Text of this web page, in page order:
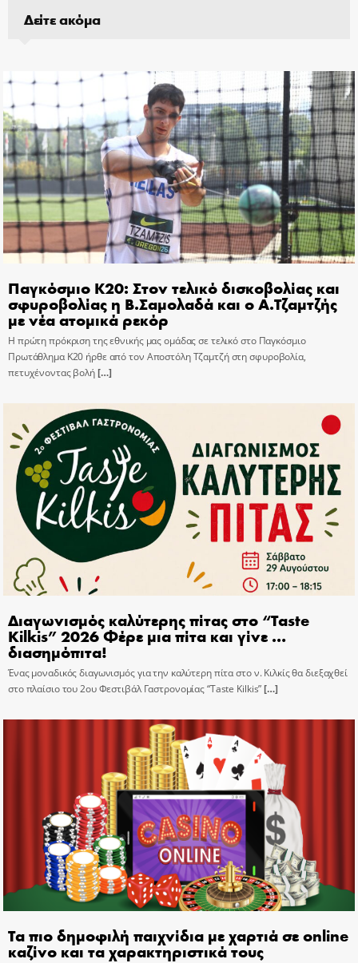
Δείτε ακόμα
Παγκόσμιο Κ20: Στον τελικό δισκοβολίας και
σφυροβολίας η Β.Σαμολαδά και ο Α.Τζαμτζής
με νέα ατομικά ρεκόρ
Η πρώτη πρόκριση της εθνικής μας ομάδας σε τελικό στο Παγκόσμιο
Πρωτάθλημα Κ20 ήρθε από τον Αποστόλη Τζαμτζή στη σφυροβολία,
πετυχένοντας βολή[…]
Διαγωνισμός καλύτερης πίτας στο “Taste
Kilkis” 2026 Φέρε μια πίτα και γίνε …
διασημόπιτα!
Ένας μοναδικός διαγωνισμός για την καλύτερη πίτα στο ν. Κιλκίς θα διεξαχθεί
στο πλαίσιο του 2ου Φεστιβάλ Γαστρονομίας “Taste Kilkis”[…]
Τα πιο δημοφιλή παιχνίδια με χαρτιά σε online
καζίνο και τα χαρακτηριστικά τους